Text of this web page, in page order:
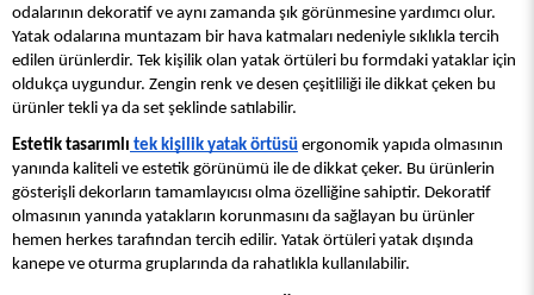
odalarının dekoratif ve aynı zamanda şık görünmesine yardımcı olur.
Yatak odalarına muntazam bir hava katmaları nedeniyle sıklıkla tercih
edilen ürünlerdir. Tek kişilik olan yatak örtüleri bu formdaki yataklar için
oldukça uygundur. Zengin renk ve desen çeşitliliği ile dikkat çeken bu
ürünler tekli ya da set şeklinde satılabilir.
Estetik tasarımlı tek kişilik yatak örtüsü ergonomik yapıda olmasının
yanında kaliteli ve estetik görünümü ile de dikkat çeker. Bu ürünlerin
gösterişli dekorların tamamlayıcısı olma özelliğine sahiptir. Dekoratif
olmasının yanında yatakların korunmasını da sağlayan bu ürünler
hemen herkes tarafından tercih edilir. Yatak örtüleri yatak dışında
kanepe ve oturma gruplarında da rahatlıkla kullanılabilir.